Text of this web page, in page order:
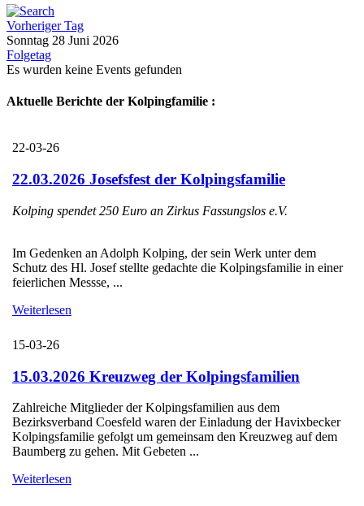
Vorheriger Tag
Sonntag 28 Juni 2026
Folgetag
Es wurden keine Events gefunden
Aktuelle Berichte der Kolpingfamilie :
22-03-26
22.03.2026 Josefsfest der Kolpingsfamilie
Kolping spendet 250 Euro an Zirkus Fassungslos e.V.
Im Gedenken an Adolph Kolping, der sein Werk unter dem
Schutz des Hl. Josef stellte gedachte die Kolpingsfamilie in einer
feierlichen Messse, ...
Weiterlesen
15-03-26
15.03.2026 Kreuzweg der Kolpingsfamilien
Zahlreiche Mitglieder der Kolpingsfamilien aus dem
Bezirksverband Coesfeld waren der Einladung der Havixbecker
Kolpingsfamilie gefolgt um gemeinsam den Kreuzweg auf dem
Baumberg zu gehen. Mit Gebeten ...
Weiterlesen